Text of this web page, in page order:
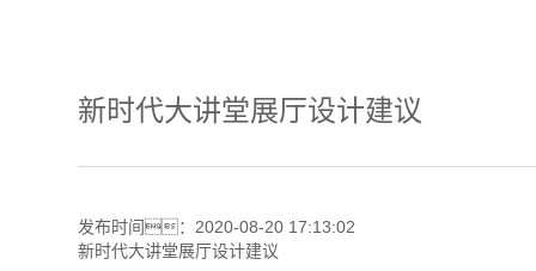
新时代大讲堂展厅设计建议
发布时间：2020-08-20 17:13:02
新时代大讲堂展厅设计建议